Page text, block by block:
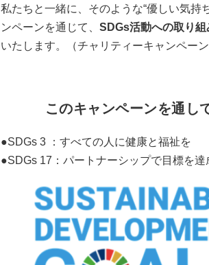
私たちと一緒に、そのような“優しい気持
ンペーンを通じて、 SDGs活動への取り
いたします。（チャリティーキャンペー
このキャンペーンを通し
●SDGs 3 ：すべての人に健康と福祉を
●SDGs 17：パートナーシップで目標を達